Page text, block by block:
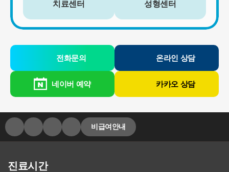
치료센터 성형센터
전화문의 온라인 상담
네이버 예약 카카오 상담
비급여안내
진료시간